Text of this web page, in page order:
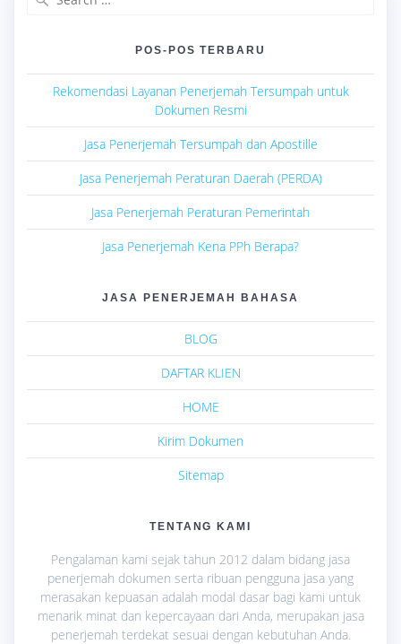
POS-POS TERBARU
Rekomendasi Layanan Penerjemah Tersumpah untuk
Dokumen Resmi
Jasa Penerjemah Tersumpah dan Apostille
Jasa Penerjemah Peraturan Daerah (PERDA)
Jasa Penerjemah Peraturan Pemerintah
Jasa Penerjemah Kena PPh Berapa?
JASA PENERJEMAH BAHASA
BLOG
DAFTAR KLIEN
HOME
Kirim Dokumen
Sitemap
TENTANG KAMI
Pengalaman kami sejak tahun 2012 dalam bidang jasa
penerjemah dokumen serta ribuan pengguna jasa yang
merasakan kepuasan adalah modal dasar bagi kami untuk
menarik minat dan kepercayaan dari Anda, merupakan jasa
penerjemah terdekat sesuai dengan kebutuhan Anda.